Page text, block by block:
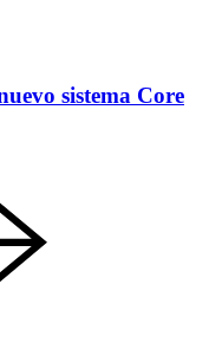
sistema Core